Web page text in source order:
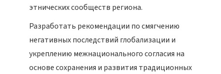
этнических сообществ региона.
Разработать рекомендации по смягчению
негативных последствий глобализации и
укреплению межнационального согласия на
основе сохранения и развития традиционных